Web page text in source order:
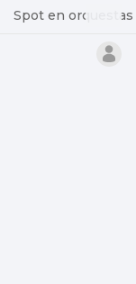
Spot en orquestas